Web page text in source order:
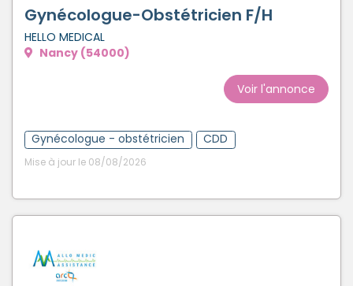
Gynécologue-Obstétricien F/H
HELLO MEDICAL
Nancy (54000)
Voir l'annonce
Gynécologue - obstétricien CDD
Mise à jour le 08/08/2026